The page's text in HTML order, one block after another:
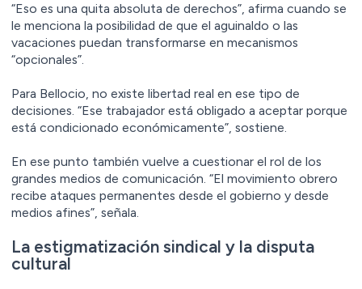
“Eso es una quita absoluta de derechos”, afirma cuando se
le menciona la posibilidad de que el aguinaldo o las
vacaciones puedan transformarse en mecanismos
“opcionales”.
Para Bellocio, no existe libertad real en ese tipo de
decisiones. “Ese trabajador está obligado a aceptar porque
está condicionado económicamente”, sostiene.
En ese punto también vuelve a cuestionar el rol de los
grandes medios de comunicación. “El movimiento obrero
recibe ataques permanentes desde el gobierno y desde
medios afines”, señala.
La estigmatización sindical y la disputa
cultural